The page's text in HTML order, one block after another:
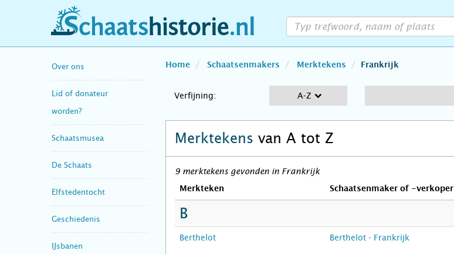
schaatshistorie.nl
Over ons
Lid of donateur
worden?
Schaatsmusea
De Schaats
Elfstedentocht
Geschiedenis
IJsbanen
Home Schaatsenmakers Merktekens Frankrijk
Verfijning: A-Z
Merktekens van A tot Z
9 merktekens gevonden in Frankrijk
Merkteken Schaatsenmaker of -verkoper
B
Berthelot Berthelot - Frankrijk